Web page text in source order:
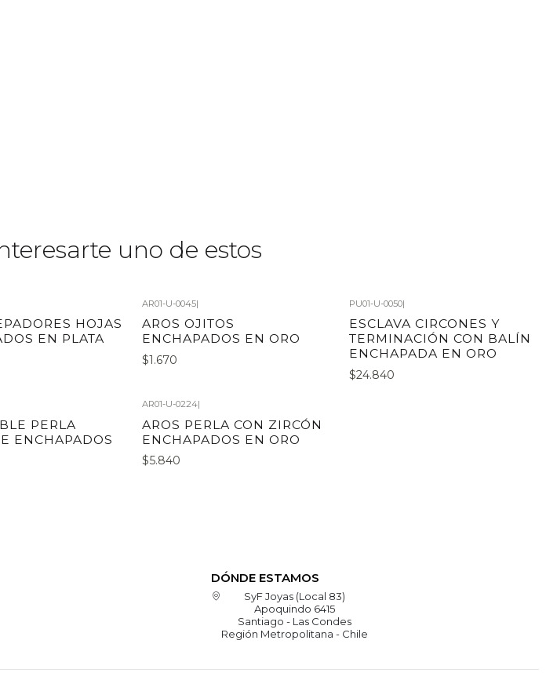
uno de estos
HOJAS
EN PLATA
AR01-U-0045|
AROS OJITOS
ENCHAPADOS EN ORO
$1.670
PU01-U-0050|
ESCLAVA CIRCONES Y
TERMINACIÓN CON BALÍN
ENCHAPADA EN ORO
$24.840
PERLA
ENCHAPADOS
AR01-U-0224|
AROS PERLA CON ZIRCÓN
ENCHAPADOS EN ORO
$5.840
DÓNDE ESTAMOS
SyF Joyas (Local 83)
Apoquindo 6415
Santiago - Las Condes
Región Metropolitana - Chile